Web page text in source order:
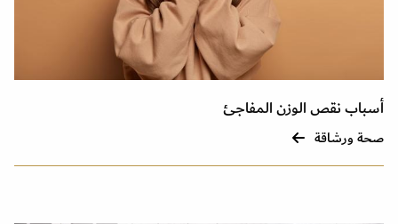
أسباب نقص الوزن المفاجئ
صحة ورشاقة